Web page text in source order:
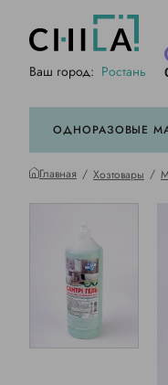
Ваш город: Ростань
ОДНОРАЗОВЫЕ
Главная Хозтовары